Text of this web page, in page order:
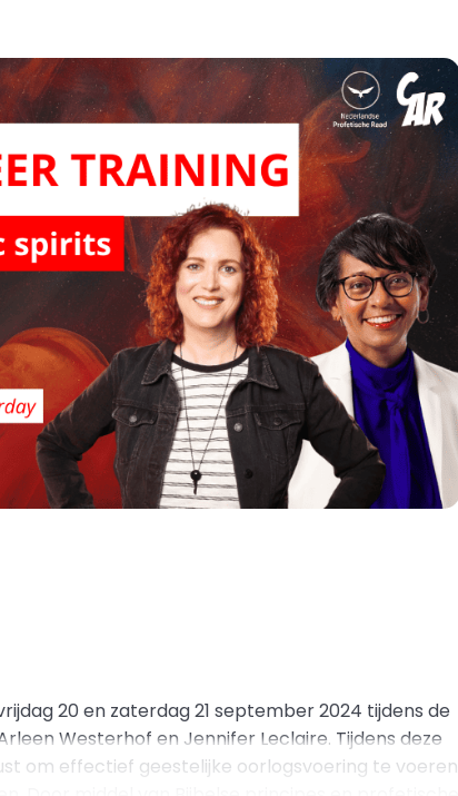
20 en zaterdag 21 september 2024 tijdens de
Westerhof en Jennifer Leclaire. Tijdens deze
om effectief geestelijke oorlogsvoering te voeren